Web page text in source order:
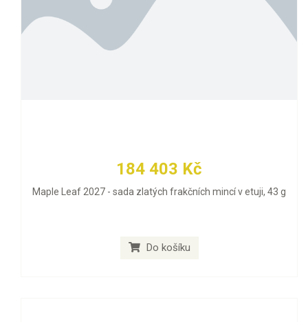
184 403 Kč
Maple Leaf 2027 - sada zlatých frakčních mincí v etuji, 43 g
Do košíku